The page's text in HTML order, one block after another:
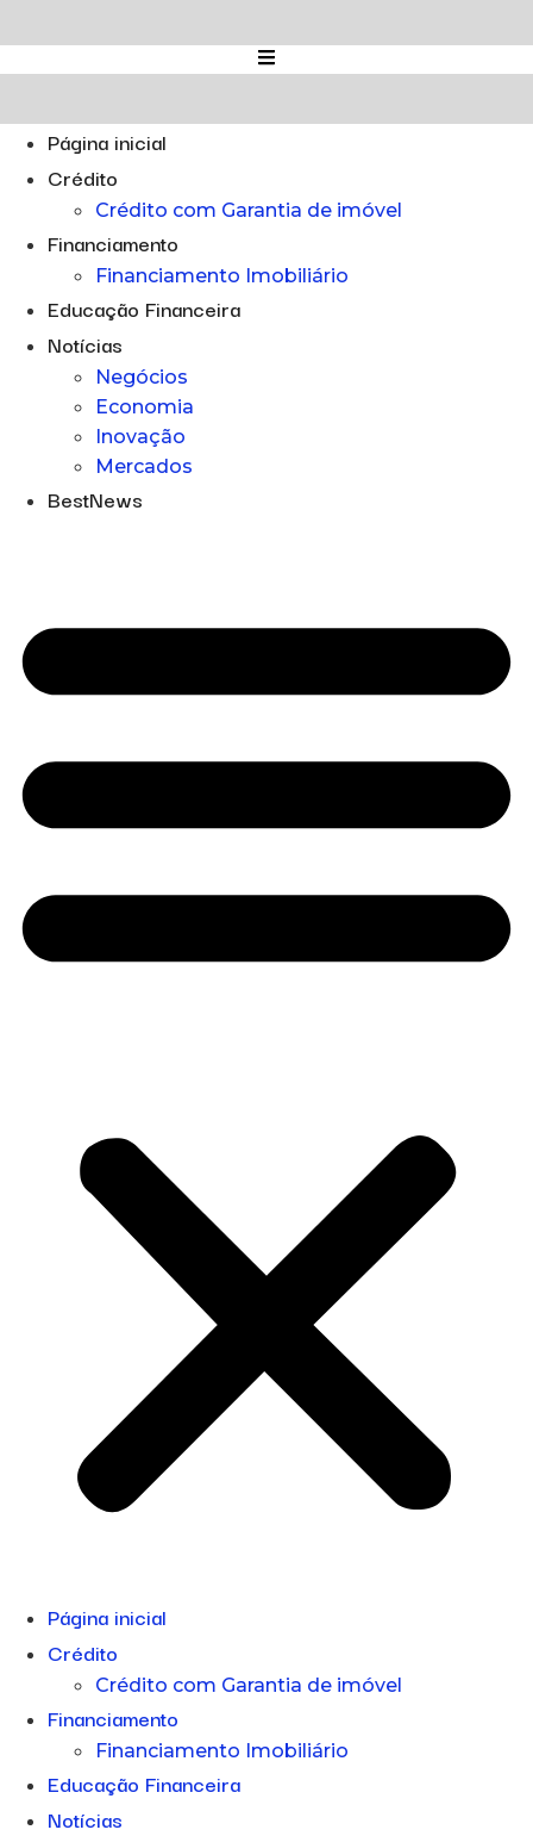
para
o
Página inicial
Crédito
Crédito com Garantia de imóvel
Financiamento
Financiamento Imobiliário
Educação Financeira
Notícias
Negócios
Economia
Inovação
Mercados
BestNews
Página inicial
Crédito
Crédito com Garantia de imóvel
Financiamento
Financiamento Imobiliário
Educação Financeira
Notícias